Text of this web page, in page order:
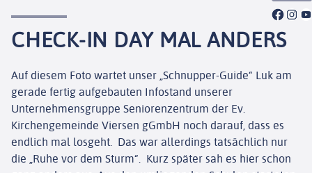
CHECK-IN DAY MAL ANDERS
Auf diesem Foto wartet unser „Schnupper-Guide“ Luk am
gerade fertig aufgebauten Infostand unserer
Unternehmensgruppe Seniorenzentrum der Ev.
Kirchengemeinde Viersen gGmbH noch darauf, dass es
endlich mal losgeht. Das war allerdings tatsächlich nur
die „Ruhe vor dem Sturm“. Kurz später sah es hier schon